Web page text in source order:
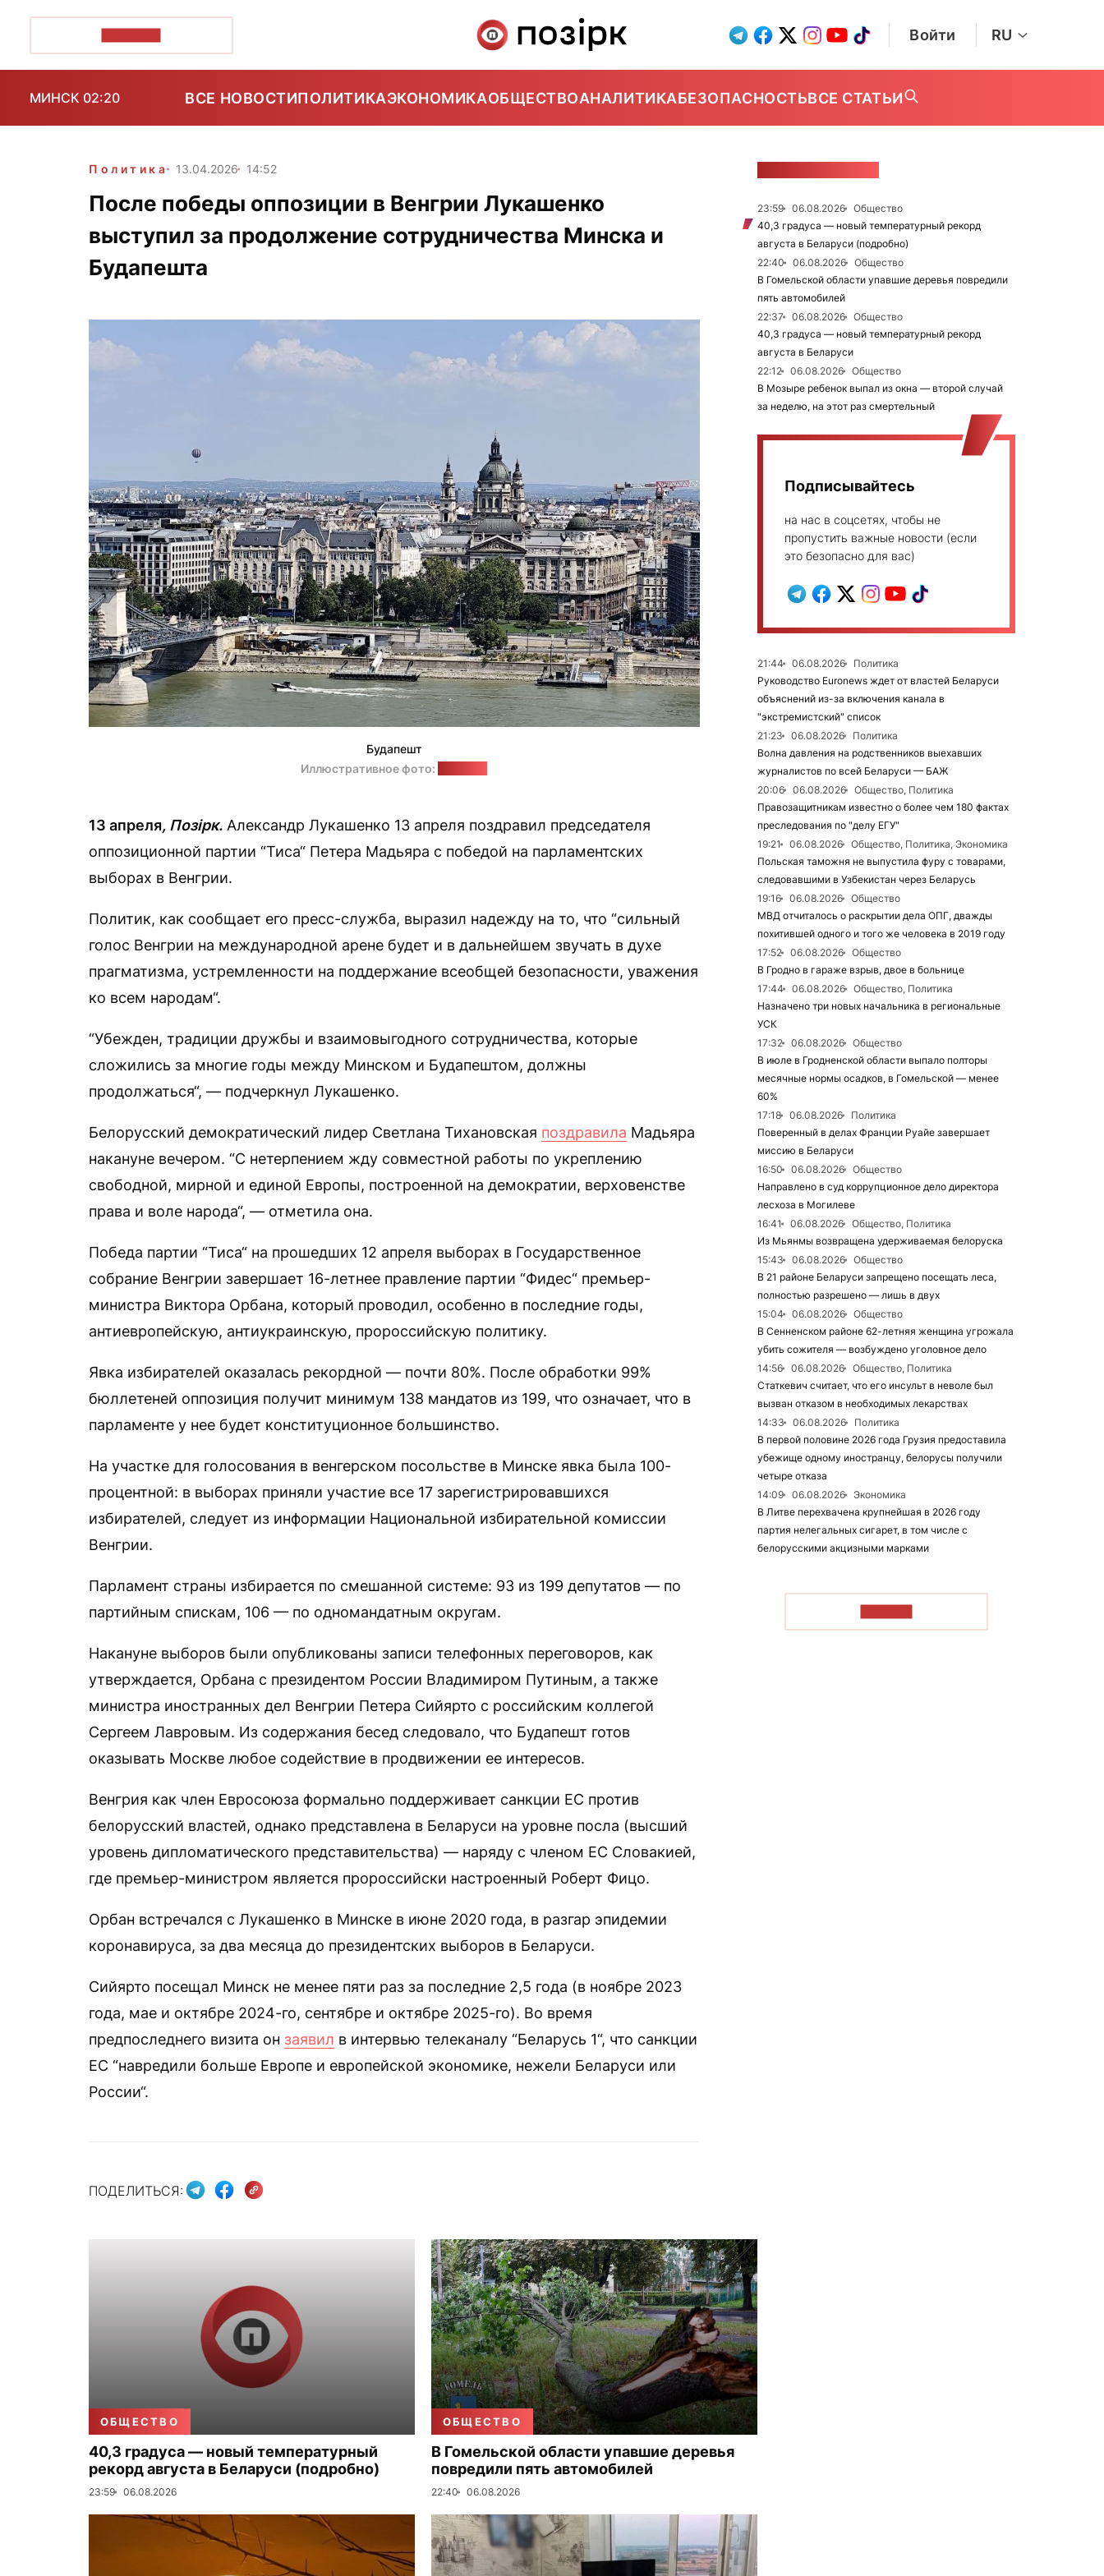
Войти RU
МИНСК 02:20 ВСЕ НОВОСТИПОЛИТИКАЭКОНОМИКАОБЩЕСТВОАНАЛИТИКАБЕЗОПАСНОСТЬВСЕ СТАТЬИ
Политика 13.04.2026 14:52
После победы оппозиции в Венгрии Лукашенко
выступил за продолжение сотрудничества Минска и
Будапешта
Будапешт
Иллюстративное фото:
13 апреля, Позірк. Александр Лукашенко 13 апреля поздравил председателя
оппозиционной партии “Тиса“ Петера Мадьяра с победой на парламентских
выборах в Венгрии.
Политик, как сообщает его пресс-служба, выразил надежду на то, что “сильный
голос Венгрии на международной арене будет и в дальнейшем звучать в духе
прагматизма, устремленности на поддержание всеобщей безопасности, уважения
ко всем народам“.
“Убежден, традиции дружбы и взаимовыгодного сотрудничества, которые
сложились за многие годы между Минском и Будапештом, должны
продолжаться“, — подчеркнул Лукашенко.
Белорусский демократический лидер Светлана Тихановская поздравила Мадьяра
накануне вечером. “С нетерпением жду совместной работы по укреплению
свободной, мирной и единой Европы, построенной на демократии, верховенстве
права и воле народа“, — отметила она.
Победа партии “Тиса“ на прошедших 12 апреля выборах в Государственное
собрание Венгрии завершает 16-летнее правление партии “Фидес“ премьер-
министра Виктора Орбана, который проводил, особенно в последние годы,
антиевропейскую, антиукраинскую, пророссийскую политику.
Явка избирателей оказалась рекордной — почти 80%. После обработки 99%
бюллетеней оппозиция получит минимум 138 мандатов из 199, что означает, что в
парламенте у нее будет конституционное большинство.
На участке для голосования в венгерском посольстве в Минске явка была 100-
процентной: в выборах приняли участие все 17 зарегистрировавшихся
избирателей, следует из информации Национальной избирательной комиссии
Венгрии.
Парламент страны избирается по смешанной системе: 93 из 199 депутатов — по
партийным спискам, 106 — по одномандатным округам.
Накануне выборов были опубликованы записи телефонных переговоров, как
утверждается, Орбана с президентом России Владимиром Путиным, а также
министра иностранных дел Венгрии Петера Сийярто с российским коллегой
Сергеем Лавровым. Из содержания бесед следовало, что Будапешт готов
оказывать Москве любое содействие в продвижении ее интересов.
Венгрия как член Евросоюза формально поддерживает санкции ЕС против
белорусский властей, однако представлена в Беларуси на уровне посла (высший
уровень дипломатического представительства) — наряду с членом ЕС Словакией,
где премьер-министром является пророссийски настроенный Роберт Фицо.
Орбан встречался с Лукашенко в Минске в июне 2020 года, в разгар эпидемии
коронавируса, за два месяца до президентских выборов в Беларуси.
Сийярто посещал Минск не менее пяти раз за последние 2,5 года (в ноябре 2023
года, мае и октябре 2024-го, сентябре и октябре 2025-го). Во время
предпоследнего визита он заявил в интервью телеканалу “Беларусь 1“, что санкции
ЕС “навредили больше Европе и европейской экономике, нежели Беларуси или
России“.
ПОДЕЛИТЬСЯ:
ОБЩЕСТВО
40,3 градуса — новый температурный
рекорд августа в Беларуси (подробно)
23:59 06.08.2026
ОБЩЕСТВО
В Гомельской области упавшие деревья
повредили пять автомобилей
22:40 06.08.2026
23:59 06.08.2026
Общество
40,3 градуса — новый температурный рекорд
августа в Беларуси (подробно)
22:40
06.08.2026
Общество
В Гомельской области упавшие деревья повредили
пять автомобилей
22:37
06.08.2026
Общество
40,3 градуса — новый температурный рекорд
августа в Беларуси
22:12
06.08.2026
Общество
В Мозыре ребенок выпал из окна — второй случай
за неделю, на этот раз смертельный
Подписывайтесь
на нас в соцсетях, чтобы не
пропустить важные новости (если
это безопасно для вас)
21:44 06.08.2026
Политика
Руководство Euronews ждет от властей Беларуси
объяснений из-за включения канала в
"экстремистский" список
21:23
06.08.2026
Политика
Волна давления на родственников выехавших
журналистов по всей Беларуси — БАЖ
20:06
06.08.2026
Общество, Политика
Правозащитникам известно о более чем 180 фактах
преследования по "делу ЕГУ"
19:21
06.08.2026
Общество, Политика, Экономика
Польская таможня не выпустила фуру с товарами,
следовавшими в Узбекистан через Беларусь
19:16
06.08.2026
Общество
МВД отчиталось о раскрытии дела ОПГ, дважды
похитившей одного и того же человека в 2019 году
17:52
06.08.2026
Общество
В Гродно в гараже взрыв, двое в больнице
17:44
06.08.2026
Общество, Политика
Назначено три новых начальника в региональные
УСК
17:32
06.08.2026
Общество
В июле в Гродненской области выпало полторы
месячные нормы осадков, в Гомельской — менее
60%
17:18
06.08.2026
Политика
Поверенный в делах Франции Руайе завершает
миссию в Беларуси
16:50
06.08.2026
Общество
Направлено в суд коррупционное дело директора
лесхоза в Могилеве
16:41
06.08.2026
Общество, Политика
Из Мьянмы возвращена удерживаемая белоруска
15:43
06.08.2026
Общество
В 21 районе Беларуси запрещено посещать леса,
полностью разрешено — лишь в двух
15:04
06.08.2026
Общество
В Сенненском районе 62-летняя женщина угрожала
убить сожителя — возбуждено уголовное дело
14:56
06.08.2026
Общество, Политика
Статкевич считает, что его инсульт в неволе был
вызван отказом в необходимых лекарствах
14:33
06.08.2026
Политика
В первой половине 2026 года Грузия предоставила
убежище одному иностранцу, белорусы получили
четыре отказа
14:09
06.08.2026
Экономика
В Литве перехвачена крупнейшая в 2026 году
партия нелегальных сигарет, в том числе с
белорусскими акцизными марками